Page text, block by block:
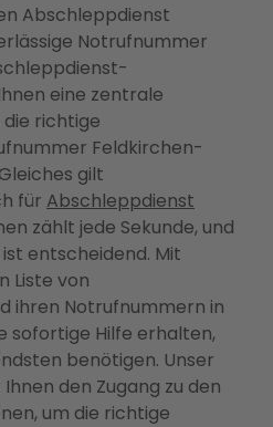
Abschleppdienst
Notrufnummer
eine zentrale
richtige
Feldkirchen-
gilt
für Abschleppdienst
zählt jede Sekunde, und
entscheidend. Mit
Liste von
ihren Notrufnummern in
sofortige Hilfe erhalten,
benötigen. Unser
den Zugang zu den
um die richtige